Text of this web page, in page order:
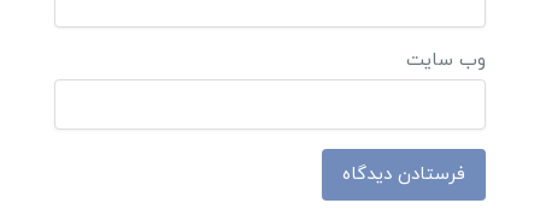
وب‌ سایت